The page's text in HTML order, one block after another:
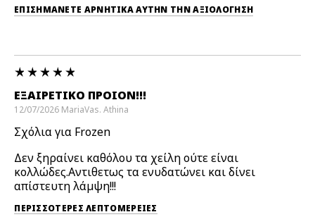
ΕΠΙΣΗΜΆΝΕΤΕ ΑΡΝΗΤΙΚΆ ΑΥΤΉΝ ΤΗΝ ΑΞΙΟΛΟΓΗΣΗ
ΕΞΑΙΡΕΤΙΚΌ ΠΡΟΊΟΝ!!!
12/07/2026 MariaVas. Athina
Σχόλια για Frozen
Δεν ξηραίνει καθόλου τα χείλη ούτε είναι
κολλώδες.Αντιθετως τα ενυδατώνει και δίνει
απίστευτη λάμψη!!!
ΠΕΡΙΣΣΌΤΕΡΕΣ ΛΕΠΤΟΜΈΡΕΙΕΣ